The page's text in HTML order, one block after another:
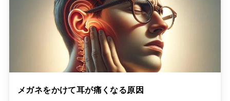
メガネをかけて耳が痛くなる原因